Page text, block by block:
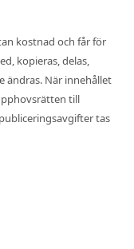
kostnad och får för
kopieras, delas,
ändras. När innehållet
till
tas